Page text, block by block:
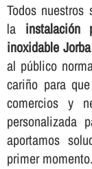
Todos
la
inoxidable Jorba
al público
cariño para
comercios y
personalizada
aportamos
primer momento.